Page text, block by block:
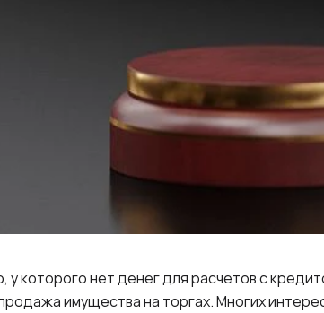
которого нет денег для расчетов с
имущества на торгах. Многих